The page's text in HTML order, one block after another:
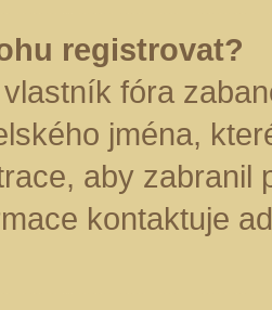
registrovat?
fóra
jména,
aby zabranil
kontaktuje